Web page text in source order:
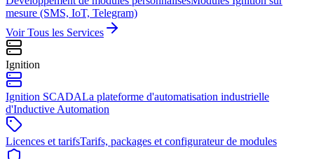
mesure (SMS, IoT, Telegram)
Voir Tous les Services
Ignition
Ignition SCADALa plateforme d'automatisation industrielle
d'Inductive Automation
Licences et tarifsTarifs, packages et configurateur de modules